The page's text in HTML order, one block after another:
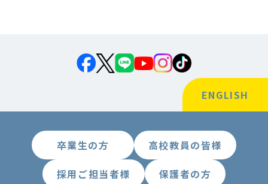
卒業生の方
高校教員の皆様
採用ご担当者様
保護者の方
ENGLISH